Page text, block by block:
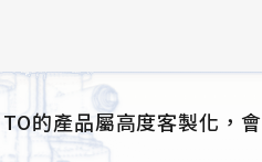
的產品屬高度客製化，